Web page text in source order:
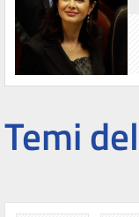
Temi